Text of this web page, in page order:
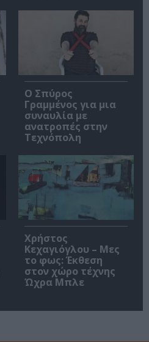
Ο Σπύρος
Γραμμένος για μια
συναυλία με
ανατροπές στην
Τεχνόπολη
Χρήστος
Κεχαγιόγλου – Μες
το φως: Έκθεση
στον χώρο τέχνης
Ώχρα Μπλε